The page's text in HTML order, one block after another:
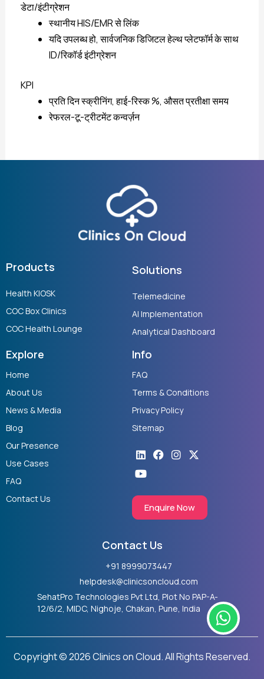
डेटा/इंटीग्रेशन
स्थानीय HIS/EMR से लिंक
यदि उपलब्ध हो, सार्वजनिक डिजिटल हेल्थ प्लेटफॉर्म के साथ
ID/रिकॉर्ड इंटीग्रेशन
KPI
प्रति दिन स्क्रीनिंग, हाई-रिस्क %, औसत प्रतीक्षा समय
रेफरल-टू-ट्रीटमेंट कन्वर्ज़न
Products
Health KIOSK
COC Box Clinics
COC Health Lounge
Solutions
Telemedicine
AI Implementation
Analytical Dashboard
Explore
Home
About Us
News & Media
Blog
Our Presence
Use Cases
FAQ
Contact Us
Info
FAQ
Terms & Conditions
Privacy Policy
Sitemap
Linkedin
Facebook
Instagram
X-
twitter
Youtube
Enquire Now
Contact Us
+91 8999073447
helpdesk@clinicsoncloud.com
SehatPro Technologies Pvt Ltd, Plot No PAP-A-
12/6/2, MIDC, Nighoje, Chakan, Pune, India
W
h
a
t
Copyright © 2026 Clinics on Cloud. All Rights Reserved.